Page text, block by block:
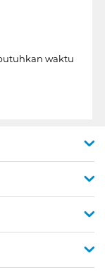
waktu